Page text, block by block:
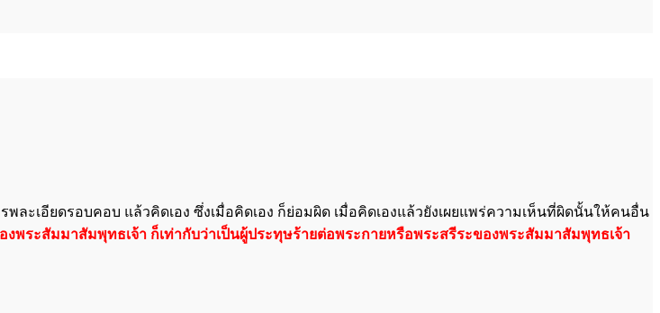
ะเอียดรอบคอบ แล้วคิดเอง ซึ่งเมื่อคิดเอง ก็ย่อมผิด เมื่อคิดเองแล้วยังเผยแพร่ความเห็นที่ผิดนั้นให้คนอื่น
พระสัมมาสัมพุทธเจ้า ก็เท่ากับว่าเป็นผู้ประทุษร้ายต่อพระกายหรือพระสรีระของพระสัมมาสัมพุทธเจ้า